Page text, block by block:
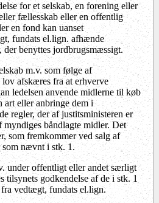
for et selskab, en forening eller
fællesskab eller en offentlig
en fond kan uanset
fundats el.lign. afhænde
der benyttes jordbrugsmæssigt.
m.v. som følge af
lov afskæres fra at erhverve
ledelsen anvende midlerne til køb
art eller anbringe dem i
regler, der af justitsministeren er
myndiges båndlagte midler. Det
som fremkommer ved salg af
som nævnt i stk. 1.
under offentligt eller andet særligt
tilsynets godkendelse af de i stk. 1
vedtægt, fundats el.lign.